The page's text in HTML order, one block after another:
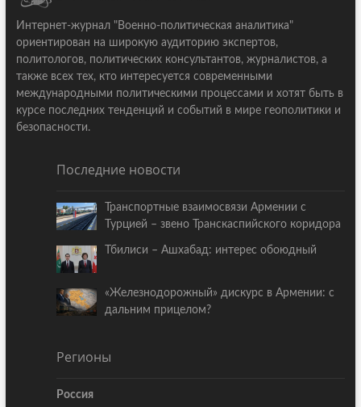
Интернет-журнал "Военно-политическая аналитика"
ориентирован на широкую аудиторию экспертов,
политологов, политических консультантов, журналистов, а
также всех тех, кто интересуется современными
международными политическими процессами и хотят быть в
курсе последних тенденций и событий в мире геополитики и
безопасности.
Последние новости
Транспортные взаимосвязи Армении с
Турцией – звено Транскаспийского коридора
Тбилиси – Ашхабад: интерес обоюдный
«Железнодорожный» дискурс в Армении: с
дальним прицелом?
Регионы
Россия